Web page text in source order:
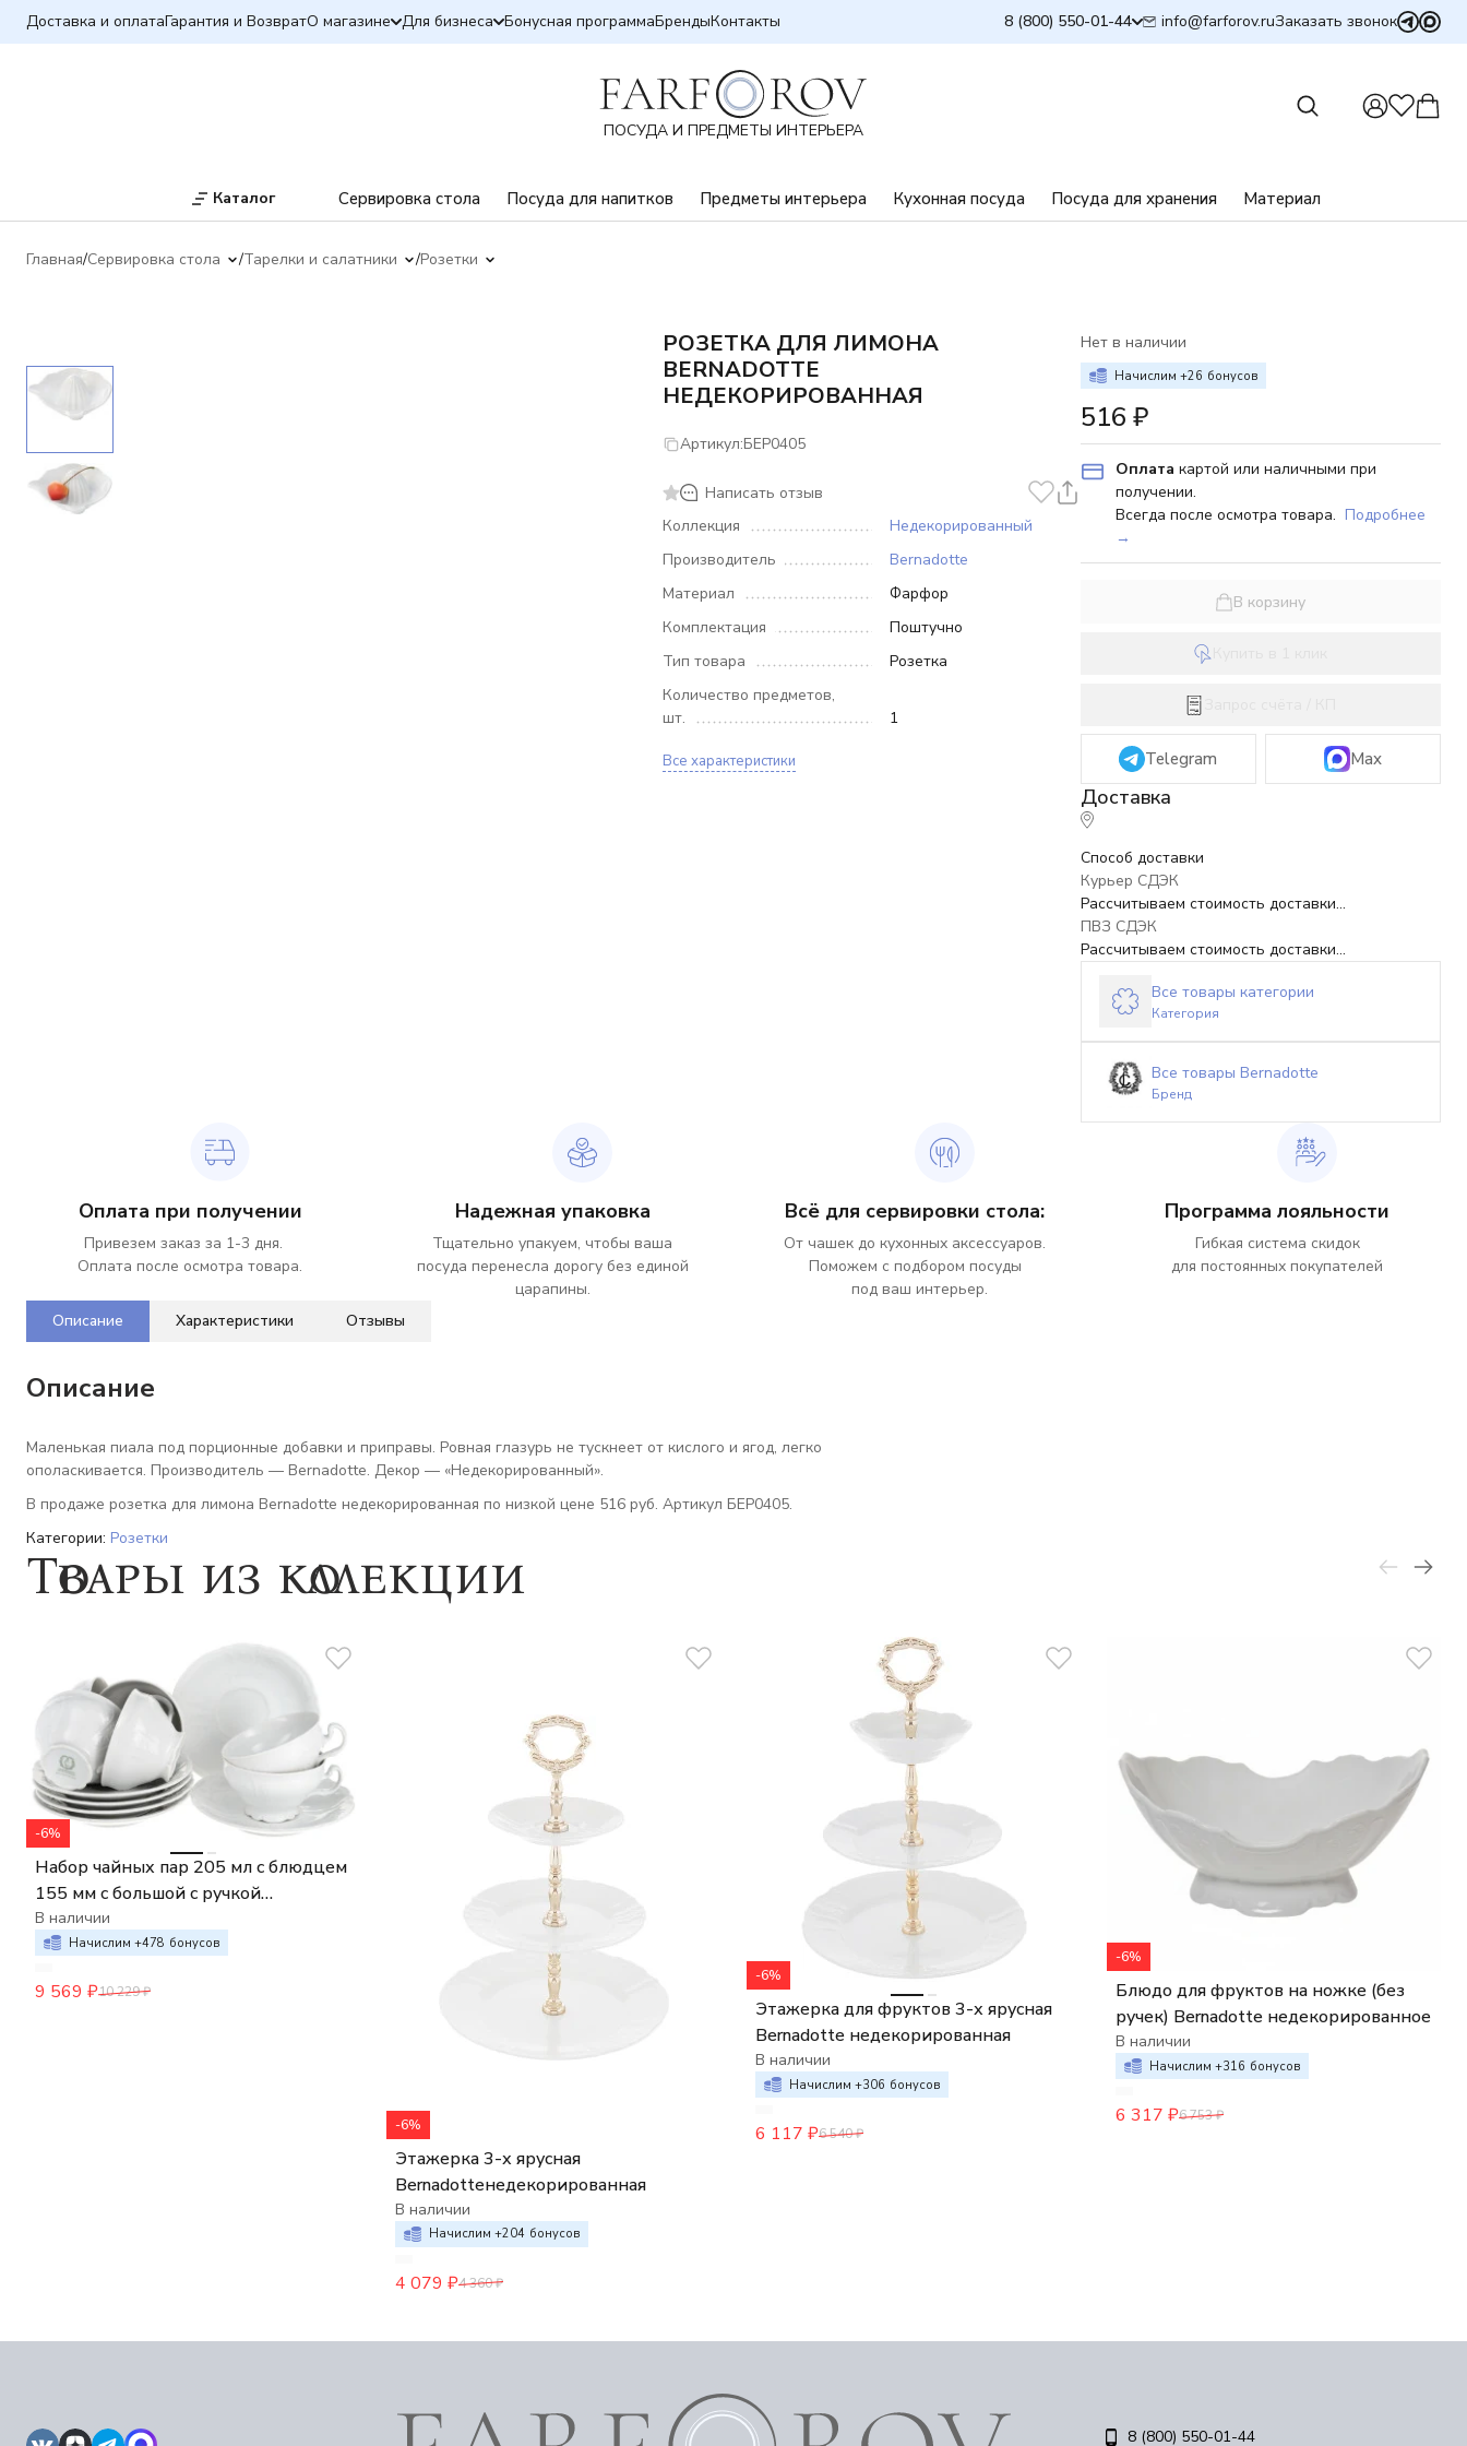
Доставка и оплатаГарантия и ВозвратО магазине Для бизнеса Бонусная программаБрендыКонтакты 8 (800) 550-01-44 info@farforov.ruЗаказать звонок
ПОСУДА И ПРЕДМЕТЫ ИНТЕРЬЕРА
Каталог Сервировка стола Посуда для напитков Предметы интерьера Кухонная посуда Посуда для хранения Материал
Главная Сервировка стола Тарелки и салатники Розетки
РОЗЕТКА ДЛЯ ЛИМОНА
BERNADOTTE
НЕДЕКОРИРОВАННАЯ
Артикул:БЕР0405
Написать отзыв
Коллекция
Недекорированный
Производитель
Bernadotte
Материал
Фарфор
Комплектация
Поштучно
Тип товара
Розетка
Количество предметов,
шт.
1
Все характеристики
Нет в наличии
Начислим +26 бонусов
516 ₽
Оплата картой или наличными при
получении.
Всегда после осмотра товара. Подробнее
→
В корзину
Telegram Max
Способ доставки
Курьер СДЭК
Рассчитываем стоимость доставки...
ПВЗ СДЭК
Рассчитываем стоимость доставки...
Все товары категории
Категория
Все товары Bernadotte
Бренд
Оплата при получении
Привезем заказ за 1-3 дня.
Оплата после осмотра товара.
Надежная упаковка
Тщательно упакуем, чтобы ваша
посуда перенесла дорогу без единой
царапины.
Всё для сервировки стола:
От чашек до кухонных аксессуаров.
Поможем с подбором посуды
под ваш интерьер.
Программа лояльности
Гибкая система скидок
для постоянных покупателей
Описание Характеристики Отзывы
Описание
Маленькая пиала под порционные добавки и приправы. Ровная глазурь не тускнеет от кислого и ягод, легко
ополаскивается. Производитель — Bernadotte. Декор — «Недекорированный».
В продаже розетка для лимона Bernadotte недекорированная по низкой цене 516 руб. Артикул БЕР0405.
Категории: Розетки
Товары из коллекции
-6%
Набор чайных пар 205 мл с блюдцем
155 мм с большой с ручкой
Bernadotte, недекорированный
В наличии
Начислим +478 бонусов
9 569 ₽10 229₽
-6%
Этажерка 3-х ярусная
Bernadotteнедекорированная
В наличии
Начислим +204 бонусов
4 079 ₽4 360₽
-6%
Этажерка для фруктов 3-х ярусная
Bernadotte недекорированная
В наличии
Начислим +306 бонусов
6 117 ₽6 540₽
-6%
Блюдо для фруктов на ножке (без
ручек) Bernadotte недекорированное
В наличии
Начислим +316 бонусов
6 317 ₽6 753₽
8 (800) 550-01-44